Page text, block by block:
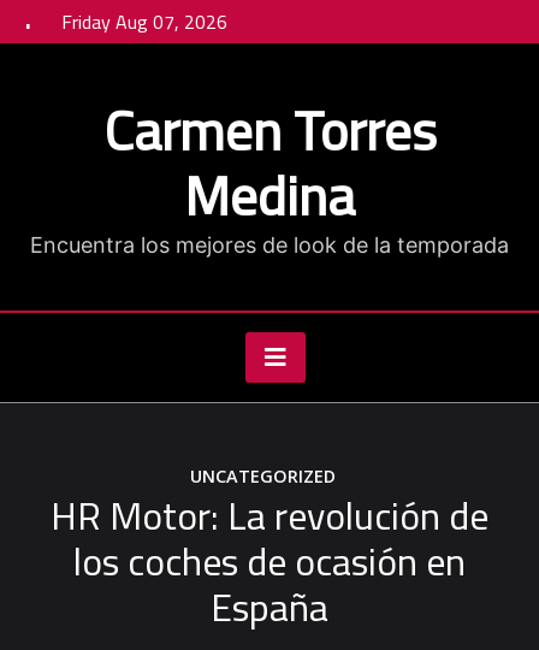
to
Friday Aug 07, 2026
Carmen Torres
Medina
Encuentra los mejores de look de la temporada
UNCATEGORIZED
HR Motor: La revolución de
los coches de ocasión en
España